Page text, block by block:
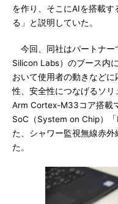
を作り、そこにAIを搭載す
る」と説明していた。
今回、同社はパートナー
Silicon Labs）のブース内
おいて使用者の動きなど
性、安全性につなげるソ
Arm Cortex-M33コア搭載
SoC（System on Chip）
た、シャワー監視無線赤
た。